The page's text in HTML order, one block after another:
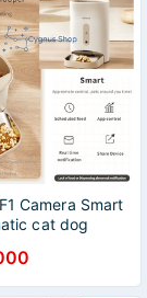
Camera Smart
cat dog
Dan Anjing